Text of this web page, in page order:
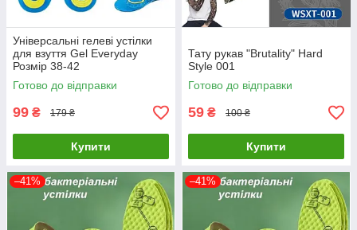
Універсальні гелеві устілки
для взуття Gel Everyday
Розмір 38-42
Готово до відправки
99 ₴ 179 ₴
Купити
Тату рукав "Brutality" Hard
Style 001
Готово до відправки
59 ₴ 100 ₴
Купити
–41% –41%